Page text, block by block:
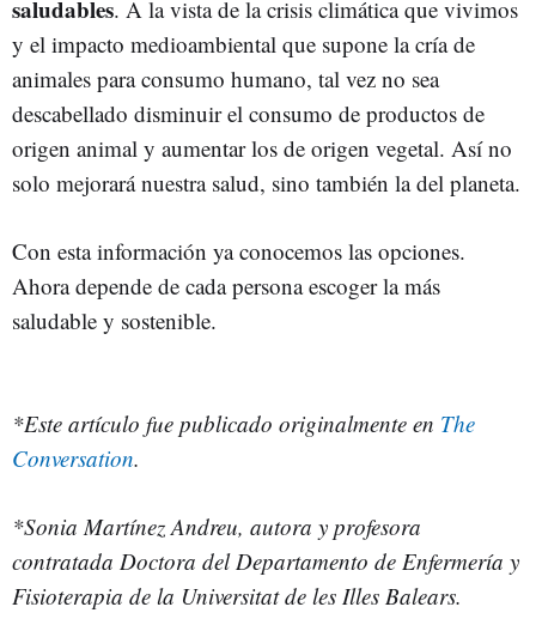
saludables. A la vista de la crisis climática que vivimos
y el impacto medioambiental que supone la cría de
animales para consumo humano, tal vez no sea
descabellado disminuir el consumo de productos de
origen animal y aumentar los de origen vegetal. Así no
solo mejorará nuestra salud, sino también la del planeta.
Con esta información ya conocemos las opciones.
Ahora depende de cada persona escoger la más
saludable y sostenible.
*Este artículo fue publicado originalmente en The
Conversation.
*Sonia Martínez Andreu, autora y profesora
contratada Doctora del Departamento de Enfermería y
Fisioterapia de la Universitat de les Illes Balears.